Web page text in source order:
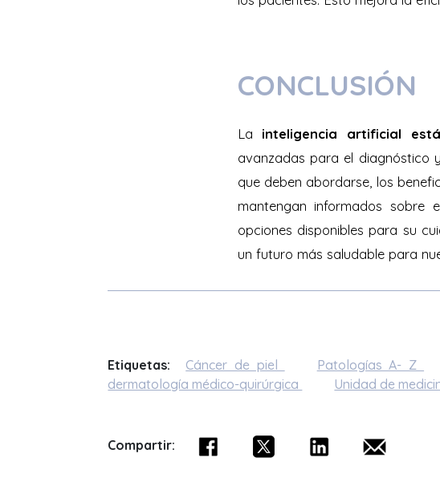
CONCLUSIÓN
La inteligencia artificial
avanzadas para el diagnóstico
que deben abordarse, los
mantengan informados sobre
opciones disponibles para su
un futuro más saludable para
Etiquetas: Cáncer de piel Patologías A- Z
dermatología médico-quirúrgica
Unidad de
Compartir: